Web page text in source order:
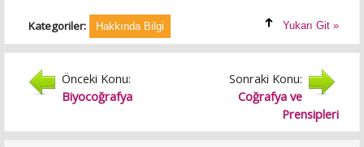
Kategoriler: Hakkında Bilgi Yukarı Git »
Önceki Konu:
Biyocoğrafya
Sonraki Konu:
Coğrafya ve
Prensipleri